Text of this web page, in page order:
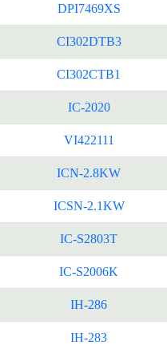
DPI7469XS
CI302DTB3
CI302CTB1
IC-2020
VI422111
ICN-2.8KW
ICSN-2.1KW
IC-S2803T
IC-S2006K
IH-286
IH-283